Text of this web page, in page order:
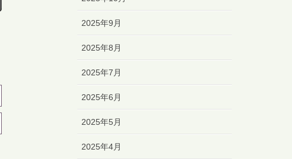
2025年9月
2025年8月
2025年7月
2025年6月
2025年5月
2025年4月